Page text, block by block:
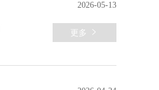
2026-05-13
更多 